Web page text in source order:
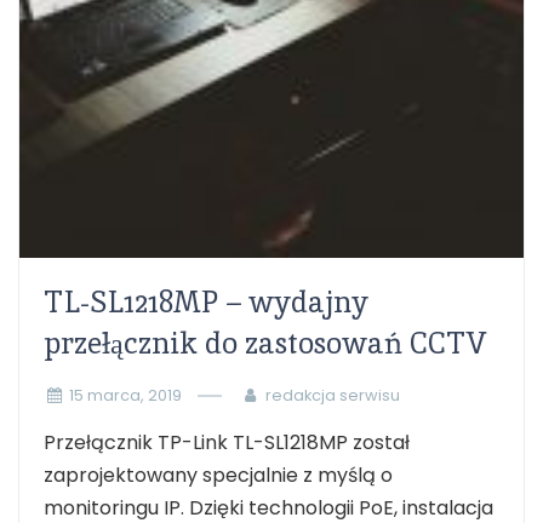
TL-SL1218MP – wydajny
przełącznik do zastosowań CCTV
15 marca, 2019 redakcja serwisu
Przełącznik TP-Link TL-SL1218MP został
zaprojektowany specjalnie z myślą o
monitoringu IP. Dzięki technologii PoE, instalacja